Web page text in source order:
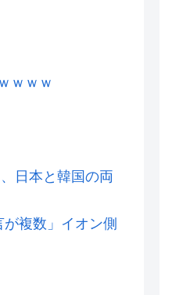
ｗｗｗ
日本と韓国の両
が複数」イオン側